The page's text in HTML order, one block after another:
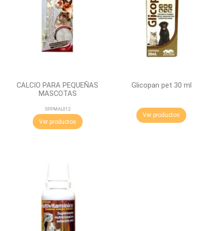
CALCIO PARA PEQUEÑAS
MASCOTAS
SPPMAL012
Ver productos
Glicopan pet 30 ml
Ver productos